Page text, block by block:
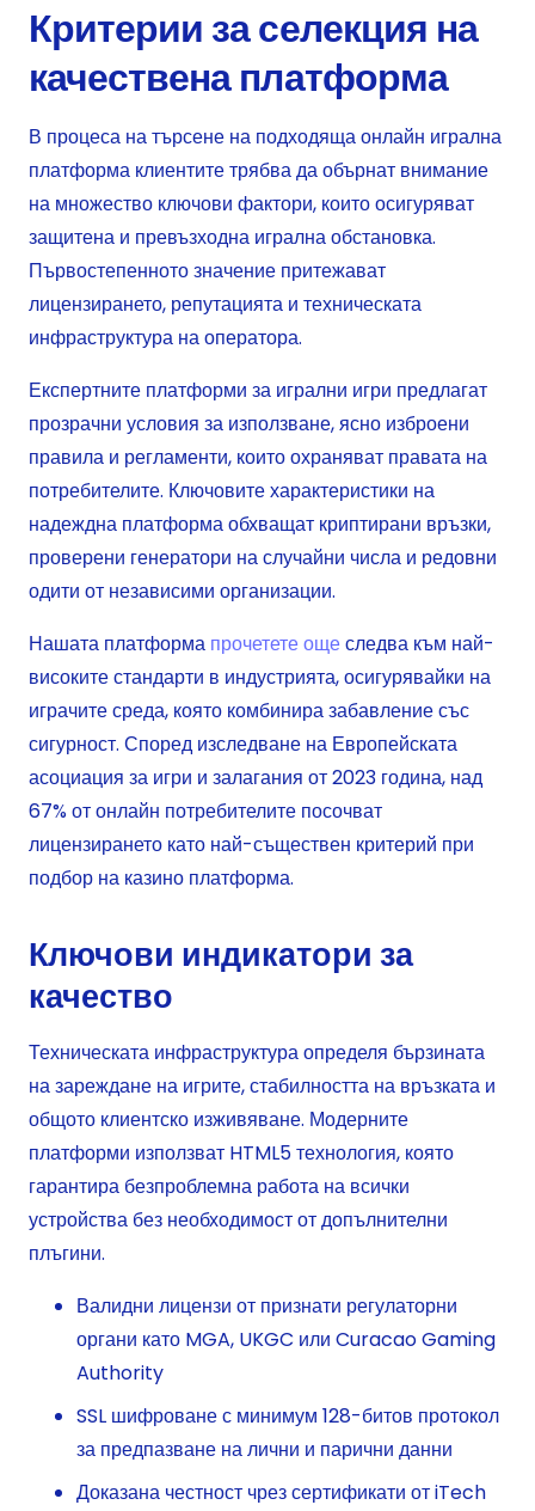
Критерии за селекция на
качествена платформа
В процеса на търсене на подходяща онлайн игрална
платформа клиентите трябва да обърнат внимание
на множество ключови фактори, които осигуряват
защитена и превъзходна игрална обстановка.
Първостепенното значение притежават
лицензирането, репутацията и техническата
инфраструктура на оператора.
Експертните платформи за игрални игри предлагат
прозрачни условия за използване, ясно изброени
правила и регламенти, които охраняват правата на
потребителите. Ключовите характеристики на
надеждна платформа обхващат криптирани връзки,
проверени генератори на случайни числа и редовни
одити от независими организации.
Нашата платформа прочетете ощеследва към най-
високите стандарти в индустрията, осигурявайки на
играчите среда, която комбинира забавление със
сигурност. Според изследване на Европейската
асоциация за игри и залагания от 2023 година, над
67% от онлайн потребителите посочват
лицензирането като най-съществен критерий при
подбор на казино платформа.
Ключови индикатори за
качество
Техническата инфраструктура определя бързината
на зареждане на игрите, стабилността на връзката и
общото клиентско изживяване. Модерните
платформи използват HTML5 технология, която
гарантира безпроблемна работа на всички
устройства без необходимост от допълнителни
плъгини.
Валидни лицензи от признати регулаторни
органи като MGA, UKGC или Curacao Gaming
Authority
SSL шифроване с минимум 128-битов протокол
за предпазване на лични и парични данни
Доказана честност чрез сертификати от iTech